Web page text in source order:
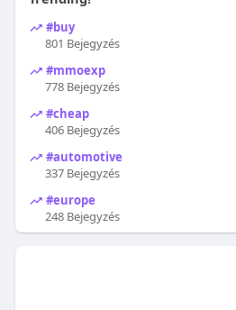
#buy
801 Bejegyzés
#mmoexp
778 Bejegyzés
#cheap
406 Bejegyzés
#automotive
337 Bejegyzés
#europe
248 Bejegyzés